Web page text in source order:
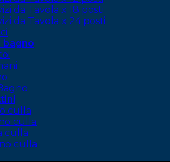
da Tavola x 18 posti
da Tavola x 24 posti
bagno
culla
culla
culla
culla